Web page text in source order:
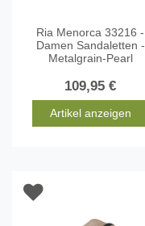
Ria Menorca 33216 -
Damen Sandaletten -
Metalgrain-Pearl
109,95 €
Artikel anzeigen